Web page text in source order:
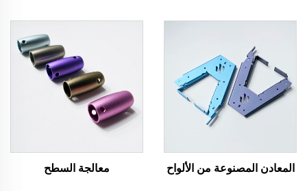
المعادن المصنوعة من الألواح معالجة السطح